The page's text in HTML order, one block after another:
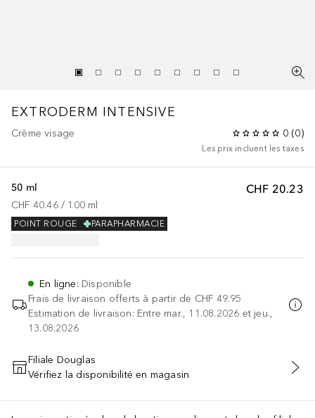
EXTRODERM INTENSIVE
Crème visage 0 (0)
Les prix incluent les taxes
CHF 20.23
50 ml
CHF 40.46 / 100 ml
PARAPHARMACIE
POINT ROUGE
En ligne: Disponible
Frais de livraison offerts à partir de CHF 49.95
Estimation de livraison: Entre mar., 11.08.2026 et jeu.,
13.08.2026
AJOUTER AU PANIER
Filiale Douglas
Vérifiez la disponibilité en magasin